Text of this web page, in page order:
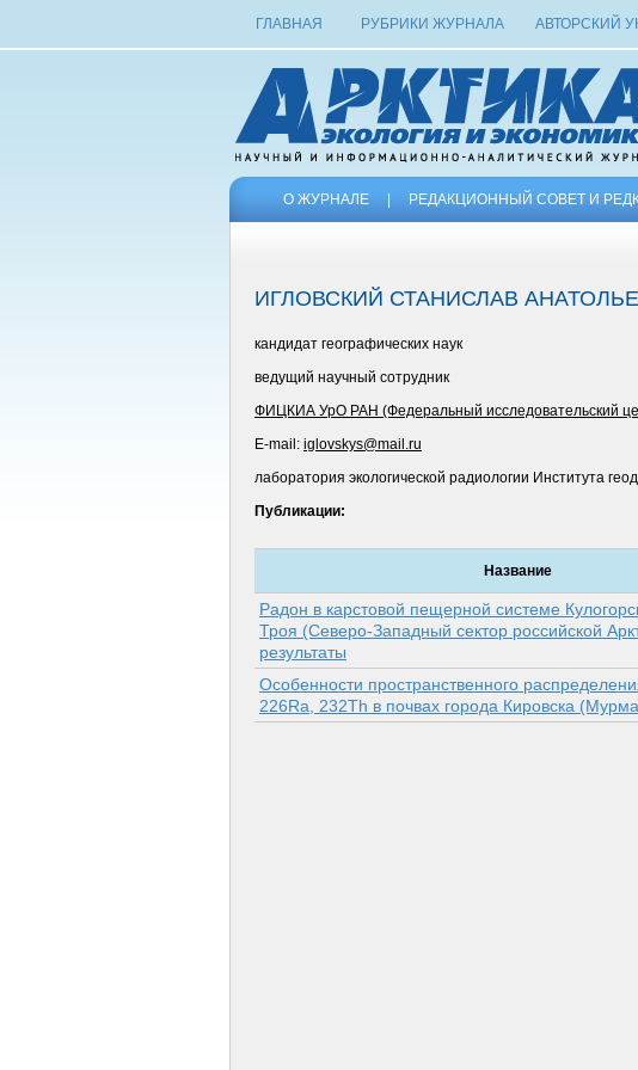
ГЛАВНАЯ РУБРИКИ ЖУРНАЛА АВТОРСКИЙ
О ЖУРНАЛЕ РЕДАКЦИОННЫЙ СОВЕТ И
ИГЛОВСКИЙ СТАНИСЛАВ
кандидат географических наук
ведущий научный сотрудник
ФИЦКИА УрО РАН (Федеральный исследовательский
E-mail: iglovskys@mail.ru
лаборатория экологической радиологии Института
Публикации:
Название
Радон в карстовой пещерной системе
Троя (Северо-Западный сектор российской
результаты
Особенности пространственного
226Ra, 232Th в почвах города Кировска